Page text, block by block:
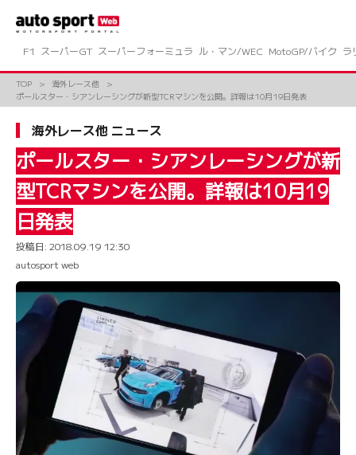
ツ
キ
F1 スーパーGT スーパーフォーミュラ ル・マン/WEC MotoGP/バイク ラ
TOP
海外レース他
ポールスター・シアンレーシングが新型TCRマシンを公開。詳報は10月19日発表
海外レース他 ニュース
ポールスター・シアンレーシングが新
型TCRマシンを公開。詳報は10月19
日発表
投稿日: 2018.09.19 12:30
autosport web